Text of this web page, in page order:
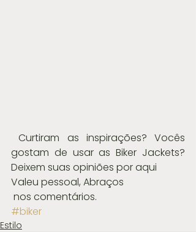
Curtiram as inspirações? Vocês
gostam de usar as Biker Jackets?
Deixem suas opiniões por aqui
Valeu pessoal, Abraços
nos comentários.
#biker
Estilo